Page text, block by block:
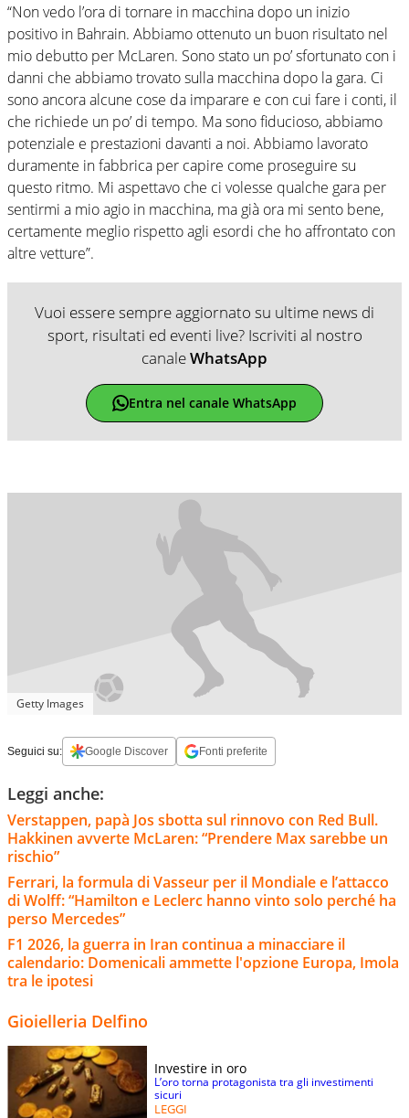
“Non vedo l’ora di tornare in macchina dopo un inizio
positivo in Bahrain. Abbiamo ottenuto un buon risultato nel
mio debutto per McLaren. Sono stato un po’ sfortunato con i
danni che abbiamo trovato sulla macchina dopo la gara. Ci
sono ancora alcune cose da imparare e con cui fare i conti, il
che richiede un po’ di tempo. Ma sono fiducioso, abbiamo
potenziale e prestazioni davanti a noi. Abbiamo lavorato
duramente in fabbrica per capire come proseguire su
questo ritmo. Mi aspettavo che ci volesse qualche gara per
sentirmi a mio agio in macchina, ma già ora mi sento bene,
certamente meglio rispetto agli esordi che ho affrontato con
altre vetture”.
Vuoi essere sempre aggiornato su ultime news di
sport, risultati ed eventi live? Iscriviti al nostro
canaleWhatsApp
Entra nel canale WhatsApp
Getty Images
Seguici su: Google Discover Fonti preferite
Leggi anche:
Verstappen, papà Jos sbotta sul rinnovo con Red Bull.
Hakkinen avverte McLaren: “Prendere Max sarebbe un
rischio”
Ferrari, la formula di Vasseur per il Mondiale e l’attacco
di Wolff: “Hamilton e Leclerc hanno vinto solo perché ha
perso Mercedes”
F1 2026, la guerra in Iran continua a minacciare il
calendario: Domenicali ammette l'opzione Europa, Imola
tra le ipotesi
Gioielleria Delfino
Investire in oro
L’oro torna protagonista tra gli investimenti
sicuri
LEGGI